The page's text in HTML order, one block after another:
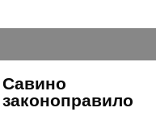
Савино
законоправило